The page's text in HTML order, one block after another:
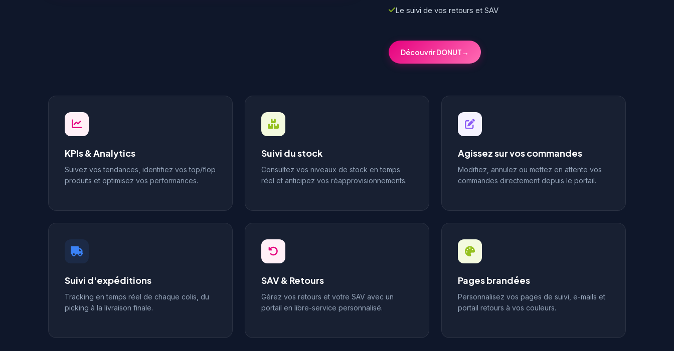
Le suivi de vos retours et SAV
Découvrir DONUT→
KPIs & Analytics
Suivez vos tendances, identifiez vos top/flop
produits et optimisez vos performances.
Suivi du stock
Consultez vos niveaux de stock en temps
réel et anticipez vos réapprovisionnements.
Agissez sur vos commandes
Modifiez, annulez ou mettez en attente vos
commandes directement depuis le portail.
Suivi d'expéditions
Tracking en temps réel de chaque colis, du
picking à la livraison finale.
SAV & Retours
Gérez vos retours et votre SAV avec un
portail en libre-service personnalisé.
Pages brandées
Personnalisez vos pages de suivi, e-mails et
portail retours à vos couleurs.